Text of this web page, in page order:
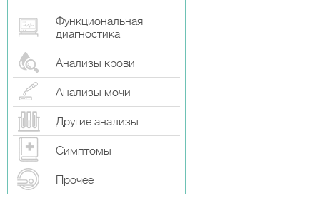
Функциональная
диагностика
Анализы крови
Анализы мочи
Другие анализы
Симптомы
Прочeе